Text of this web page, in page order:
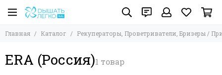
Рекуператоры, Проветриватели, Бризеры /
Приточные клапана / Оконные клапана
Рекуператоры, Проветриватели, Бризеры
Рекуператоры, Проветриватели, Бризеры
BSK (Турция)
Aspira (Италия)
Приточные клапана, Оголовки
Главная Каталог Рекуператоры, Проветриватели, Бризеры /
ERA (Россия)